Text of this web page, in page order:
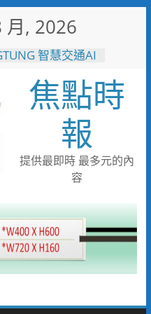
月, 2026
智慧交通AI
啟城市治理新紀元
步推進 安置地道
動配地
億工程開工 陳
半導體S廊帶交
東縣自籌縣款破
多屋」難題 全面
屏東學子啟航德
尖綠能車業核心
焦點時
報
提供最即時 最多元的內
容